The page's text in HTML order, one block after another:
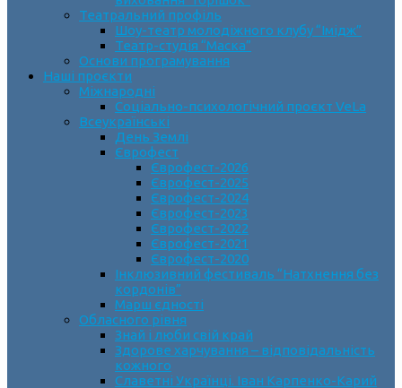
Театральний профіль
Шоу-театр молодіжного клубу “Імідж”
Театр-студія “Маска”
Основи програмування
Наші проєкти
Міжнародні
Соціально-психологічний проєкт VeLa
Всеукраїнські
День Землі
Єврофест
Єврофест-2026
Єврофест-2025
Єврофест-2024
Єврофест-2023
Єврофест-2022
Єврофест-2021
Єврофест-2020
Інклюзивний фестиваль “Натхнення без
кордонів”
Марш єдності
Обласного рівня
Знай і люби свій край
Здорове харчування – відповідальність
кожного
Славетні Українці. Іван Карпенко-Карий